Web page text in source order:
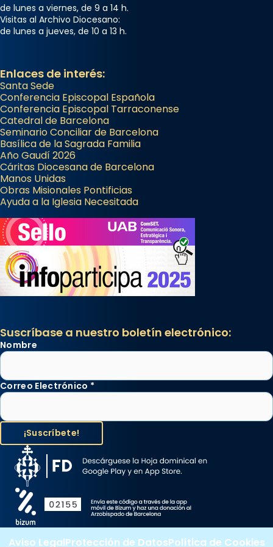
de lunes a viernes, de 9 a 14 h.
Visitas al Archivo Diocesano:
de lunes a jueves, de 10 a 13 h.
Enlaces de interés:
Santa Sede
Conferencia Episcopal Española
Conferencia Episcopal Tarraconense
Catedral de Barcelona
Seminario Conciliar de Barcelona
Basílica de la Sagrada Familia
Año Gaudí 2026
Cáritas Diocesana de Barcelona
Manos Unidas
Obras Misionales Pontificias
Ayuda a la Iglesia Necesitada
Suscríbase a nuestro boletín electrónico:
Nombre
Correo Electrónico *
Aviso LegalProtección de DatosPolítica de Cookies